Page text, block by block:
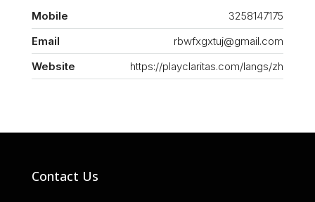
Mobile
3258147175
Email
rbwfxgxtuj@gmail.com
Website
https://playclaritas.com/langs/zh
Contact Us